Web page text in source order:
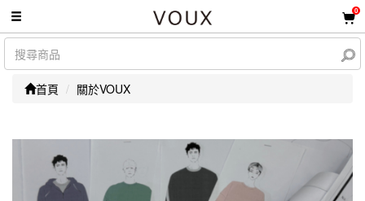
0
首頁 關於VOUX